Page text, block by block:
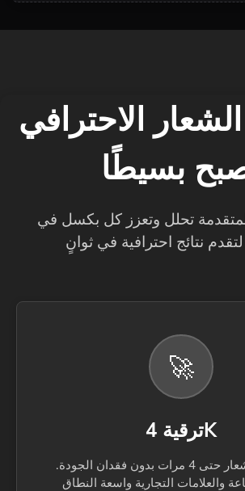
الاحترافي
بسيطًا
تحلل وتعزز كل بكسل في
نتائج احترافية في ثوانٍ
🚀
ترقية 4K
زيادة دقة الشعار حتى 4 مرات بدون فقدان الجودة.
والعلامات التجارية واسعة النطاق